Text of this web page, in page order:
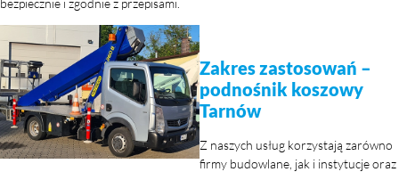
Zakres zastosowań –
podnośnik koszowy
Tarnów
Z naszych usług korzystają zarówno
firmy budowlane, jak i instytucje oraz